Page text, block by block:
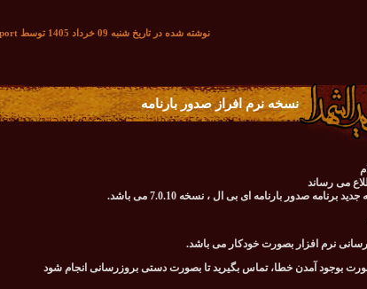
نوشته شده در تاريخ شنبه 09 خرداد 1405 توسط sabatransport
نسخه نرم افراز صدور بارنامه
می رساند
برنامه صدور بارنامه ای بی ال ، نسخه 7.0.10 می باشد.
نرم افزار بصورت خودکار می باشد.
بوجود آمدن خطا، تماس بگیرید تا بصورت دستی بروزرسانی انجام شود